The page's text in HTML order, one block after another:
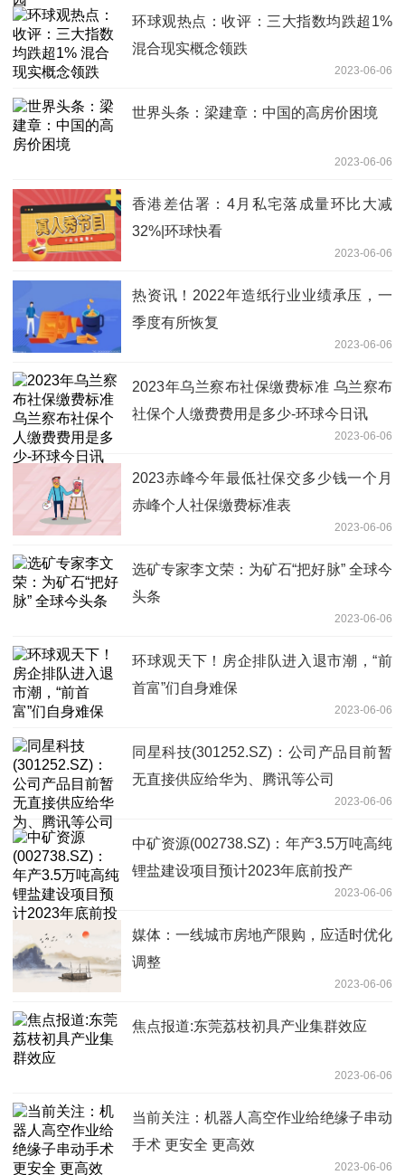
环球观热点：收评：三大指数均跌超1%
混合现实概念领跌
2023-06-06
世界头条：梁建章：中国的高房价困境
2023-06-06
香港差估署：4月私宅落成量环比大减
32%|环球快看
2023-06-06
热资讯！2022年造纸行业业绩承压，一
季度有所恢复
2023-06-06
2023年乌兰察布社保缴费标准 乌兰察布
社保个人缴费费用是多少-环球今日讯
2023-06-06
2023赤峰今年最低社保交多少钱一个月
赤峰个人社保缴费标准表
2023-06-06
选矿专家李文荣：为矿石“把好脉” 全球今
头条
2023-06-06
环球观天下！房企排队进入退市潮，“前
首富”们自身难保
2023-06-06
同星科技(301252.SZ)：公司产品目前暂
无直接供应给华为、腾讯等公司
2023-06-06
中矿资源(002738.SZ)：年产3.5万吨高纯
锂盐建设项目预计2023年底前投产
2023-06-06
媒体：一线城市房地产限购，应适时优化
调整
2023-06-06
焦点报道:东莞荔枝初具产业集群效应
2023-06-06
当前关注：机器人高空作业给绝缘子串动
手术 更安全 更高效
2023-06-06